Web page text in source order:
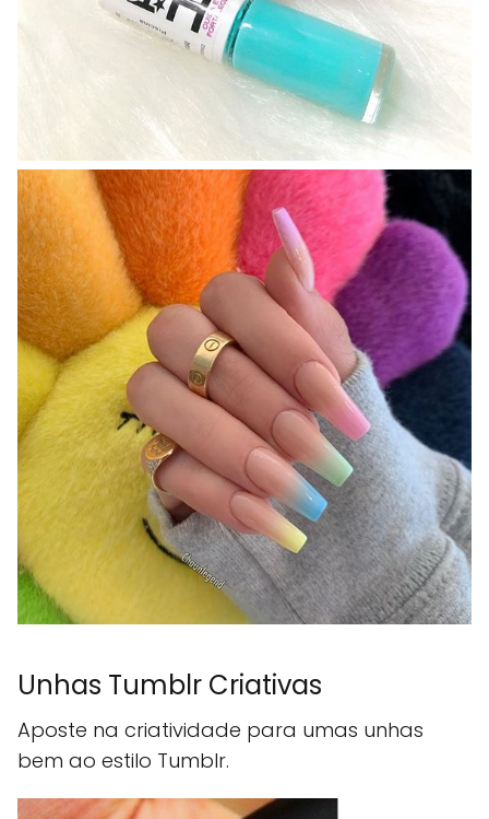
Unhas Tumblr Criativas
Aposte na criatividade para umas unhas
bem ao estilo Tumblr.